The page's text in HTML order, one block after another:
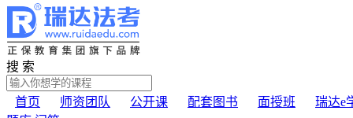
搜 索
首页 师资团队 公开课 配套图书 面授班 瑞达e